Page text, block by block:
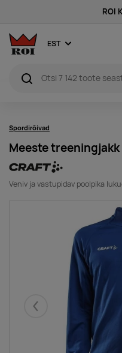
ROI
EST
Spordirõivad
Meeste treeningjakk
Veniv ja vastupidav poolpika
Eelmised